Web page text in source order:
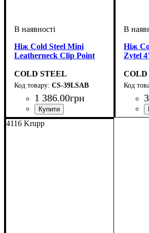
Ніж Cold Steel Mini
Leatherneck Clip Point
COLD STEEL
CS-39LSAB
1 386.00грн
Ніж
Zytel
COLD
4116 Krupp